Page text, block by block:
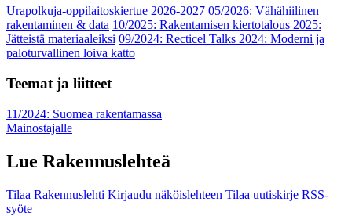
Urapolkuja-oppilaitoskiertue 2026-2027 05/2026: Vähähiilinen
rakentaminen & data 10/2025: Rakentamisen kiertotalous 2025:
Jätteistä materiaaleiksi 09/2024: Recticel Talks 2024: Moderni ja
paloturvallinen loiva katto
Teemat ja liitteet
11/2024: Suomea rakentamassa
Mainostajalle
Lue Rakennuslehteä
Tilaa Rakennuslehti Kirjaudu näköislehteen Tilaa uutiskirje RSS-
syöte